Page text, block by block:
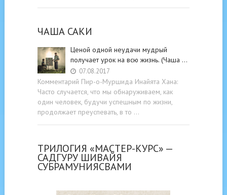
ЧАША САКИ
Ценой одной неудачи мудрый
получает урок на всю жизнь. (Чаша …
07.08.2017
Комментарий Пир-о-Муршида Инайята Хана:
Часто случается, что мы обнаруживаем, как
один человек, будучи успешным по жизни,
продолжает преуспевать, в то …
ТРИЛОГИЯ «МАСТЕР-КУРС» —
САДГУРУ ШИВАЙЯ
СУБРАМУНИЯСВАМИ